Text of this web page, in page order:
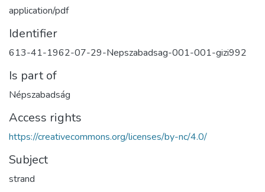
application/pdf
Identifier
613-41-1962-07-29-Nepszabadsag-001-001-gizi992
Is part of
Népszabadság
Access rights
https://creativecommons.org/licenses/by-nc/4.0/
Subject
strand